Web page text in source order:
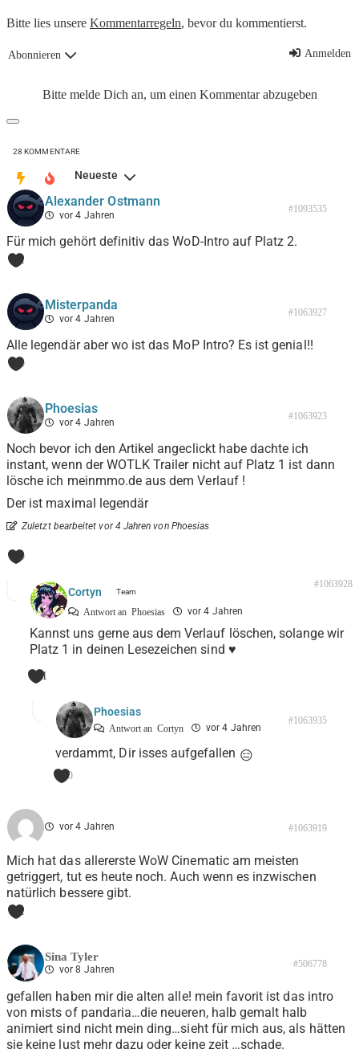
Bitte lies unsere Kommentarregeln, bevor du kommentierst.
Abonnieren Anmelden
Bitte melde Dich an, um einen Kommentar abzugeben
28 KOMMENTARE
Neueste
Alexander Ostmann
vor 4 Jahren
#1093535
Für mich gehört definitiv das WoD-Intro auf Platz 2.
1
Misterpanda
vor 4 Jahren
#1063927
Alle legendär aber wo ist das MoP Intro? Es ist genial!!
0
Phoesias
vor 4 Jahren
#1063923
Noch bevor ich den Artikel angeclickt habe dachte ich
instant, wenn der WOTLK Trailer nicht auf Platz 1 ist dann
lösche ich meinmmo.de aus dem Verlauf !
Der ist maximal legendär
Zuletzt bearbeitet vor 4 Jahren von Phoesias
0
Cortyn
Antwort an Phoesias vor 4 Jahren
#1063928
Kannst uns gerne aus dem Verlauf löschen, solange wir
Platz 1 in deinen Lesezeichen sind ♥
1
Phoesias
Antwort an Cortyn vor 4 Jahren
#1063935
verdammt, Dir isses aufgefallen 😑
0
vor 4 Jahren #1063919
Mich hat das allererste WoW Cinematic am meisten
getriggert, tut es heute noch. Auch wenn es inzwischen
natürlich bessere gibt.
1
Sina Tyler
vor 8 Jahren #506778
gefallen haben mir die alten alle! mein favorit ist das intro
von mists of pandaria…die neueren, halb gemalt halb
animiert sind nicht mein ding…sieht für mich aus, als hätten
sie keine lust mehr dazu oder keine zeit …schade.